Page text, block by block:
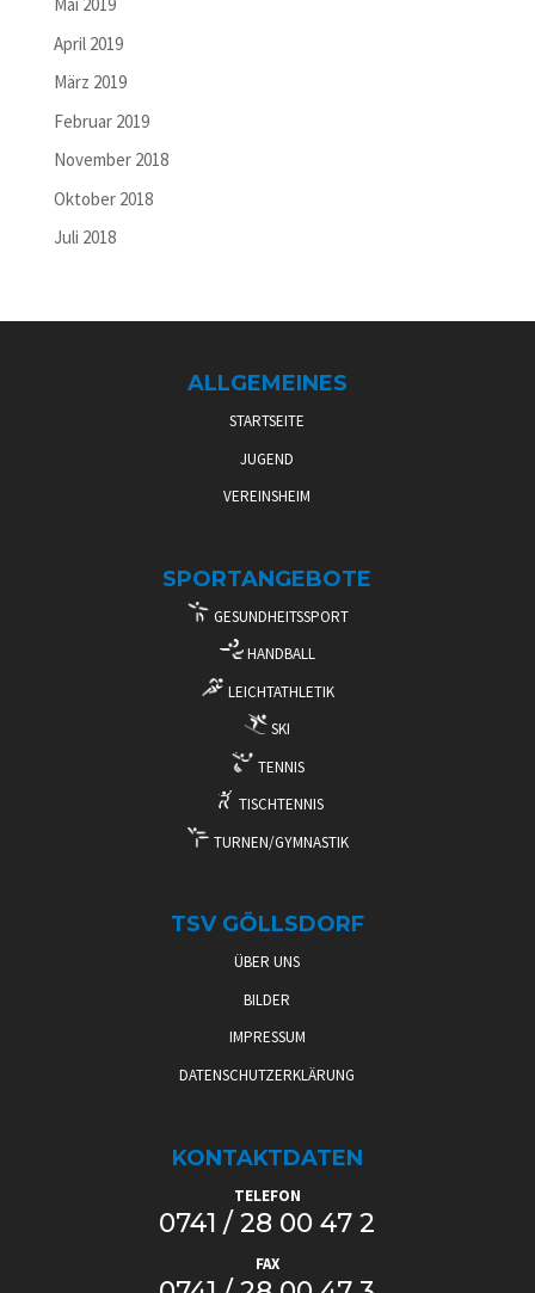
April 2019
März 2019
Februar 2019
November 2018
Oktober 2018
Juli 2018
ALLGEMEINES
STARTSEITE
JUGEND
VEREINSHEIM
SPORTANGEBOTE
GESUNDHEITSSPORT
HANDBALL
LEICHTATHLETIK
SKI
TENNIS
TISCHTENNIS
TURNEN/GYMNASTIK
TSV GÖLLSDORF
ÜBER UNS
BILDER
IMPRESSUM
DATENSCHUTZERKLÄRUNG
KONTAKTDATEN
TELEFON
0741 / 28 00 47 2
FAX